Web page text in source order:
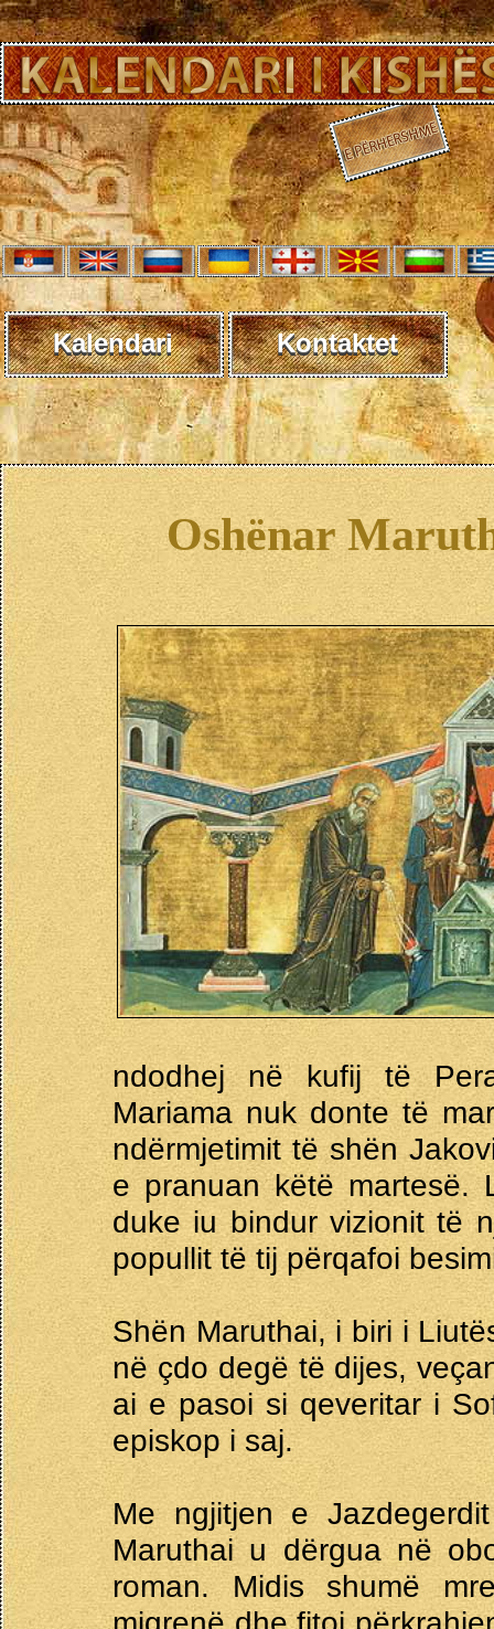
Kalendari Kontaktet
Oshënar
ndodhej në kufij të
Mariama nuk donte të
ndërmjetimit të shën
e pranuan këtë martesë.
duke iu bindur vizionit të
popullit të tij përqafoi
Shën Maruthai, i biri i
në çdo degë të dijes,
ai e pasoi si qeveritar i
episkop i saj.
Me ngjitjen e
Maruthai u dërgua në
roman. Midis shumë